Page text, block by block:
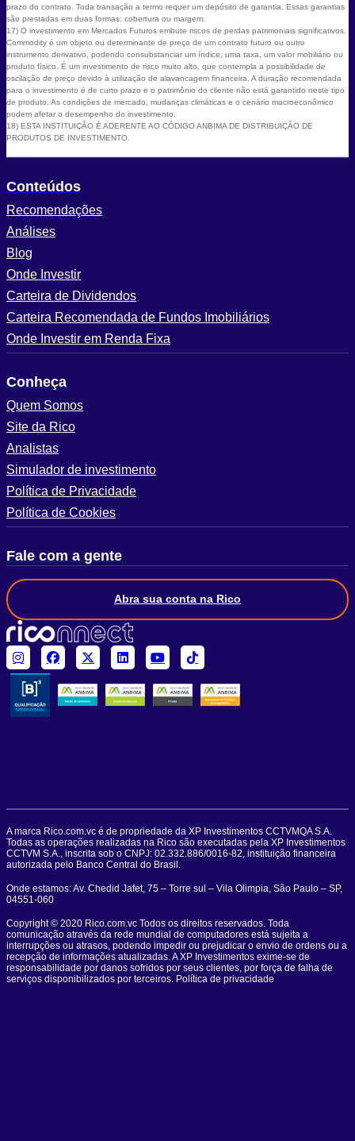
prazo do contrato. Toda transação a termo requer um depósito de garantia. Essas garantias
são prestadas em duas formas: cobertura ou margem.
17) O investimento em Mercados Futuros embute riscos de perdas patrimoniais significativos.
Commodity é um objeto ou determinante de preço de um contrato futuro ou outro
instrumento derivativo, podendo consubstanciar um índice, uma taxa, um valor mobiliário ou
produto físico. É um investimento de risco muito alto, que contempla a possibilidade de
oscilação de preço devido à utilização de alavancagem financeira. A duração recomendada
para o investimento é de curto prazo e o patrimônio do cliente não está garantido neste tipo
de produto. As condições de mercado, mudanças climáticas e o cenário macroeconômico
podem afetar o desempenho do investimento.
18) ESTA INSTITUIÇÃO É ADERENTE AO CÓDIGO ANBIMA DE DISTRIBUIÇÃO DE
PRODUTOS DE INVESTIMENTO.
Conteúdos
Recomendações
Análises
Blog
Onde Investir
Carteira de Dividendos
Carteira Recomendada de Fundos Imobiliários
Onde Investir em Renda Fixa
Conheça
Quem Somos
Site da Rico
Analistas
Simulador de investimento
Política de Privacidade
Política de Cookies
Fale com a gente
Abra sua conta na Rico
A marca Rico.com.vc é de propriedade da XP Investimentos CCTVMQA S.A.
Todas as operações realizadas na Rico são executadas pela XP Investimentos
CCTVM S.A., inscrita sob o CNPJ: 02.332.886/0016-82, instituição financeira
autorizada pelo Banco Central do Brasil.
Onde estamos: Av. Chedid Jafet, 75 – Torre sul – Vila Olimpia, São Paulo – SP,
04551-060
Copyright © 2020 Rico.com.vc Todos os direitos reservados. Toda
comunicação através da rede mundial de computadores está sujeita a
interrupções ou atrasos, podendo impedir ou prejudicar o envio de ordens ou a
recepção de informações atualizadas. A XP Investimentos exime-se de
responsabilidade por danos sofridos por seus clientes, por força de falha de
serviços disponibilizados por terceiros. Política de privacidade